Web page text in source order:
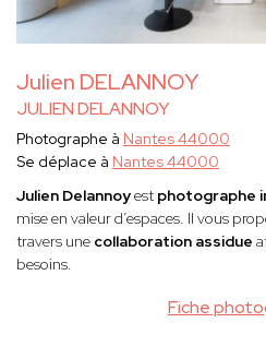
Julien DELANNOY
JULIEN DELANNOY
Fiche
Photographe à Nantes 44000
Se déplace à Nantes 44000
Julien Delannoyest photographe
mise en valeur d’espaces. Il vous
travers une collaboration assidue
besoins.